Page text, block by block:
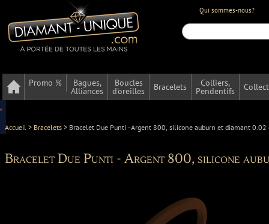
Qui sommes-nous?
Promo % Bagues,
Alliances
Boucles
d'oreilles Bracelets Colliers,
Pendentifs
Accueil > Bracelets > Bracelet Due Punti - Argent 800, silicone auburn et diamant 0.02
Bracelet Due Punti - Argent 800, silicone